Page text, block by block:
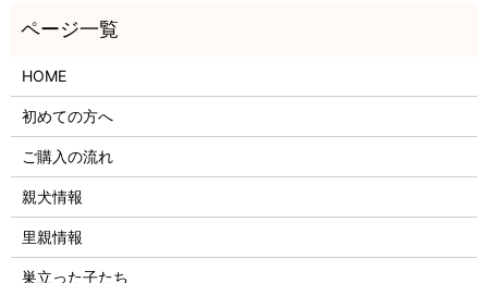
HOME
初めての方へ
ご購入の流れ
親犬情報
里親情報
巣立った子たち